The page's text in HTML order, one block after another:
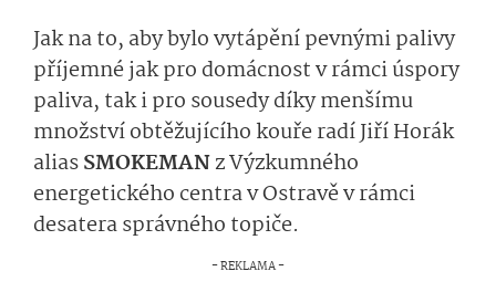
Jak na to, aby bylo vytápění pevnými palivy
příjemné jak pro domácnost v rámci úspory
paliva, tak i pro sousedy díky menšímu
množství obtěžujícího kouře radí Jiří Horák
aliasSMOKEMANz Výzkumného
energetického centra v Ostravě v rámci
desatera správného topiče.